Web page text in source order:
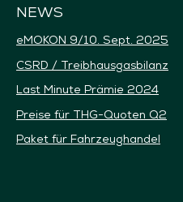
NEWS
eMOKON 9/10. Sept. 2025
CSRD / Treibhausgasbilanz
Last Minute Prämie 2024
Preise für THG-Quoten Q2
Paket für Fahrzeughandel